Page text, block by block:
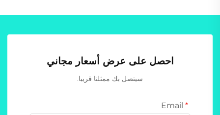
احصل على عرض أسعار مجاني
سيتصل بك ممثلنا قريبا.